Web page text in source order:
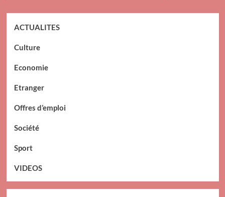
ACTUALITES
Culture
Economie
Etranger
Offres d’emploi
Société
Sport
VIDEOS